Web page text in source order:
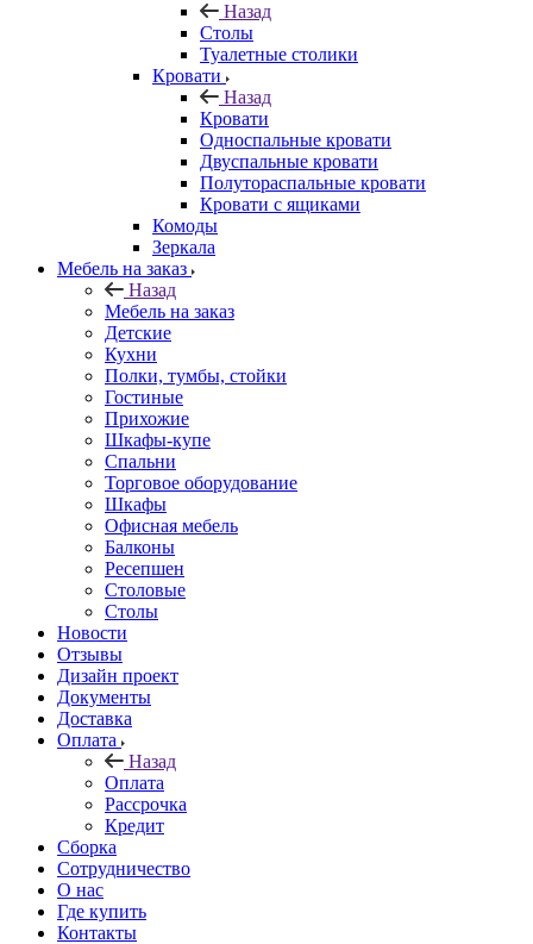
Назад
Столы
Туалетные столики
Кровати
Назад
Кровати
Односпальные кровати
Двуспальные кровати
Полутораспальные кровати
Кровати с ящиками
Комоды
Зеркала
Мебель на заказ
Назад
Мебель на заказ
Детские
Кухни
Полки, тумбы, стойки
Гостиные
Прихожие
Шкафы-купе
Спальни
Торговое оборудование
Шкафы
Офисная мебель
Балконы
Ресепшен
Столовые
Столы
Новости
Отзывы
Дизайн проект
Документы
Доставка
Оплата
Назад
Оплата
Рассрочка
Кредит
Сборка
Сотрудничество
О нас
Где купить
Контакты